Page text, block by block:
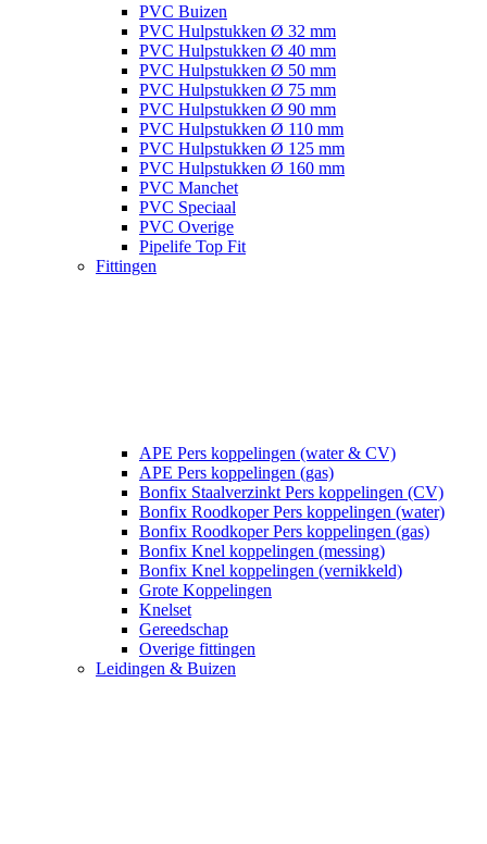
PVC Buizen
PVC Hulpstukken Ø 32 mm
PVC Hulpstukken Ø 40 mm
PVC Hulpstukken Ø 50 mm
PVC Hulpstukken Ø 75 mm
PVC Hulpstukken Ø 90 mm
PVC Hulpstukken Ø 110 mm
PVC Hulpstukken Ø 125 mm
PVC Hulpstukken Ø 160 mm
PVC Manchet
PVC Speciaal
PVC Overige
Pipelife Top Fit
Fittingen
APE Pers koppelingen (water & CV)
APE Pers koppelingen (gas)
Bonfix Staalverzinkt Pers koppelingen (CV)
Bonfix Roodkoper Pers koppelingen (water)
Bonfix Roodkoper Pers koppelingen (gas)
Bonfix Knel koppelingen (messing)
Bonfix Knel koppelingen (vernikkeld)
Grote Koppelingen
Knelset
Gereedschap
Overige fittingen
Leidingen & Buizen